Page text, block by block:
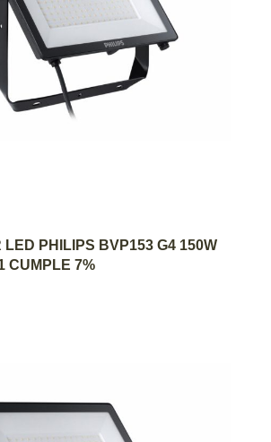
AL CARRITO
LED PHILIPS BVP153 G4 150W
CUMPLE 7%